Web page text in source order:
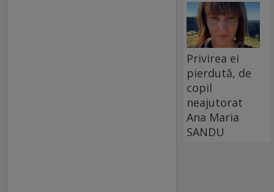
Privirea ei
pierdută, de
copil
neajutorat
Ana Maria
SANDU